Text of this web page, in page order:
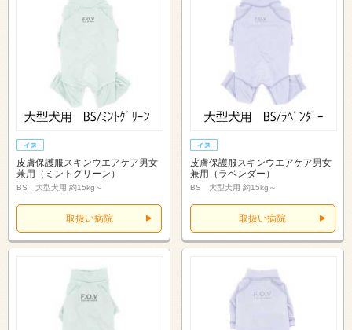
皮膚保護服スキンウエアケア男女
兼用（ミントグリーン）
BS 大型犬用 約15kg～
取扱い病院
皮膚保護服スキンウエアケア男女
兼用（ラベンダー）
BS 大型犬用 約15kg～
取扱い病院